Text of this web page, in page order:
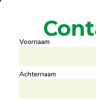
Voornaam
Achternaam